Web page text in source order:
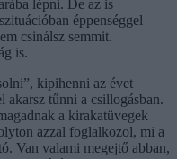
lépni. De az is
éppenséggel
csinálsz semmit.
is.
kipihenni az évet
akarsz tűnni a csillogásban.
a kirakatüvegek
azzal foglalkozol, mi a
Van valami megejtő abban,